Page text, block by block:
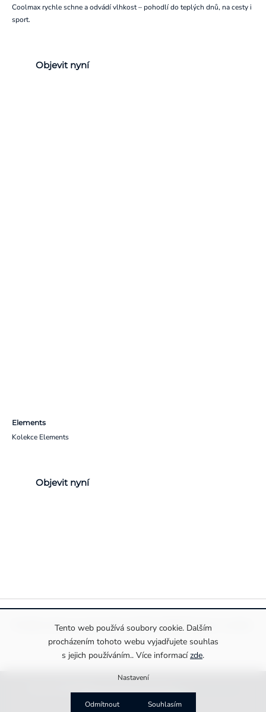
Tento web používá soubory cookie. Dalším
procházením tohoto webu vyjadřujete souhlas
s jejich používáním.. Více informacízde.
Nastavení
Odmítnout Souhlasím
Coolmax rychle schne a odvádí vlhkost – pohodlí do teplých dnů, na cesty i
sport.
Objevit nyní
Elements
Kolekce Elements
Objevit nyní
Pravidla ochrany a zpracování osobních údajůInformace o cookies
na platformě
Shoptet Premium